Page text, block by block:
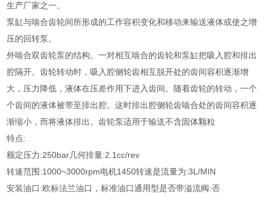
生产厂家之一。
泵缸与啮合齿轮间所形成的工作容积变化和移动来输送液体或使之增
压的回转泵。
外啮合双齿轮泵的结构。一对相互啮合的齿轮和泵缸把吸入腔和排出
腔隔开。齿轮转动时，吸入腔侧轮齿相互脱开处的齿间容积逐渐增
大，压力降低，液体在压差作用下进入齿间。随着齿轮的转动，一个
个齿间的液体被带至排出腔。这时排出腔侧轮齿啮合处的齿间容积逐
渐缩小，而将液体排出。齿轮泵适用于输送不含固体颗粒
特点:
额定压力:250bar几何排量:2.1cc/rev
转速范围:1000~3000rpm电机1450转速是流量为:3L/MIN
安装油口:欧标法兰油口，标准油口通用型是否带溢流阀:否